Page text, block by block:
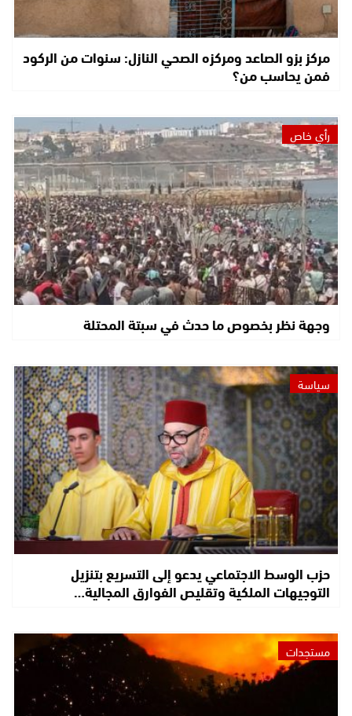
مركز بزو الصاعد ومركزه الصحي النازل: سنوات من الركود
فمن يحاسب من؟
رأي خاص
وجهة نظر بخصوص ما حدث في سبتة المحتلة
سياسة
حزب الوسط الاجتماعي يدعو إلى التسريع بتنزيل
التوجيهات الملكية وتقليص الفوارق المجالية…
مستجدات